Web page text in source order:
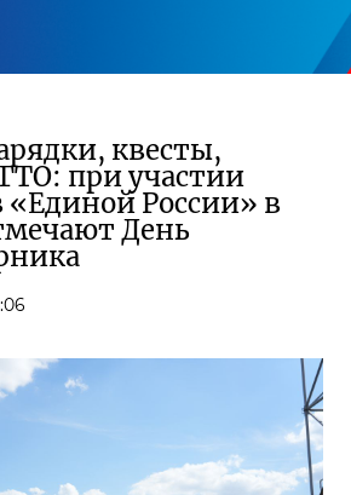
квесты,
при участии
«Единой России» в
День